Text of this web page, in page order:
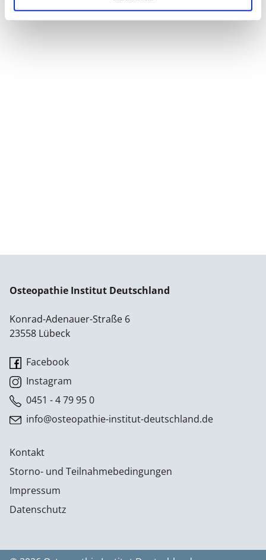
Osteopathie Institut Deutschland
Konrad-Adenauer-Straße 6
23558 Lübeck
Facebook
Instagram
0451 - 4 79 95 0
info@osteopathie-institut-deutschland.de
Kontakt
Storno- und Teilnahmebedingungen
Impressum
Datenschutz